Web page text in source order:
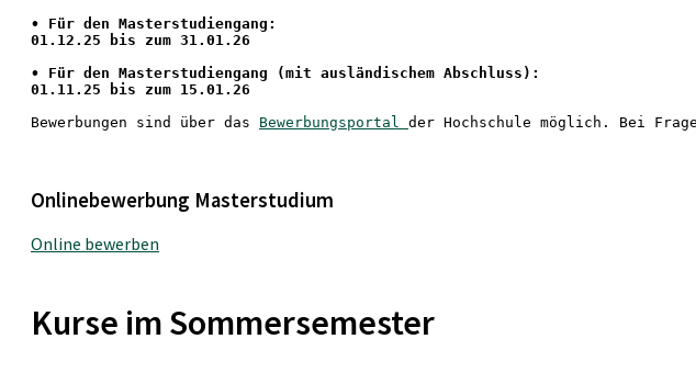
• Für den Masterstudiengang:
01.12.25 bis zum 31.01.26
• Für den Masterstudiengang (mit ausländischem Abschluss):
01.11.25 bis zum 15.01.26
Bewerbungen sind über das Bewerbungsportal der Hochschule möglich. Bei
Onlinebewerbung Masterstudium
Online bewerben
Kurse im Sommersemester